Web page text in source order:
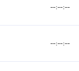
--:--:--
--:--:--